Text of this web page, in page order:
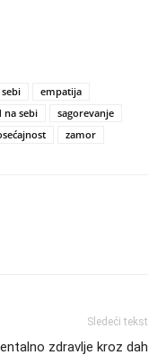
empatija
na sebi
sagorevanje
zamor
Sledeći tekst
zdravlje kroz dah